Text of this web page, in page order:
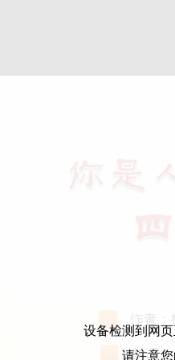
设备检测到网
请注意